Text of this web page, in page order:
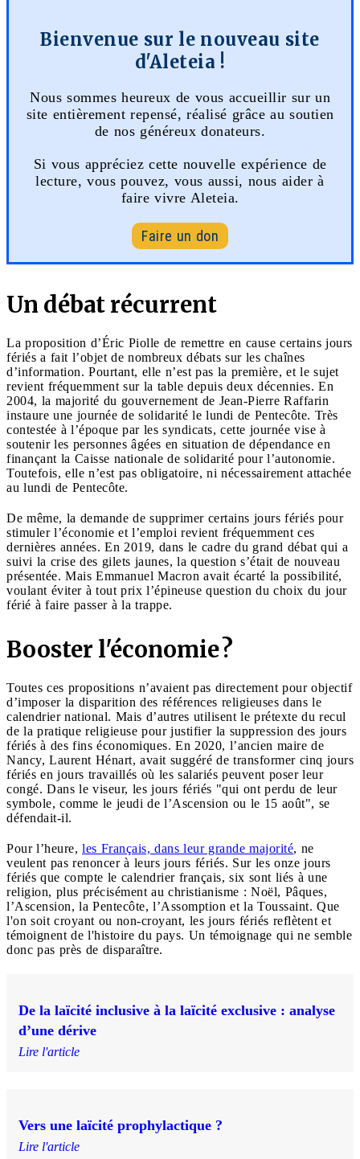
Bienvenue sur le nouveau site
d'Aleteia !
Nous sommes heureux de vous accueillir sur un
site entièrement repensé, réalisé grâce au soutien
de nos généreux donateurs.
Si vous appréciez cette nouvelle expérience de
lecture, vous pouvez, vous aussi, nous aider à
faire vivre Aleteia.
Faire un don
Un débat récurrent
La proposition d’Éric Piolle de remettre en cause certains jours
fériés a fait l’objet de nombreux débats sur les chaînes
d’information. Pourtant, elle n’est pas la première, et le sujet
revient fréquemment sur la table depuis deux décennies. En
2004, la majorité du gouvernement de Jean-Pierre Raffarin
instaure une journée de solidarité le lundi de Pentecôte. Très
contestée à l’époque par les syndicats, cette journée vise à
soutenir les personnes âgées en situation de dépendance en
finançant la Caisse nationale de solidarité pour l’autonomie.
Toutefois, elle n’est pas obligatoire, ni nécessairement attachée
au lundi de Pentecôte.
De même, la demande de supprimer certains jours fériés pour
stimuler l’économie et l’emploi revient fréquemment ces
dernières années. En 2019, dans le cadre du grand débat qui a
suivi la crise des gilets jaunes, la question s’était de nouveau
présentée. Mais Emmanuel Macron avait écarté la possibilité,
voulant éviter à tout prix l’épineuse question du choix du jour
férié à faire passer à la trappe.
Booster l'économie ?
Toutes ces propositions n’avaient pas directement pour objectif
d’imposer la disparition des références religieuses dans le
calendrier national. Mais d’autres utilisent le prétexte du recul
de la pratique religieuse pour justifier la suppression des jours
fériés à des fins économiques. En 2020, l’ancien maire de
Nancy, Laurent Hénart, avait suggéré de transformer cinq jours
fériés en jours travaillés où les salariés peuvent poser leur
congé. Dans le viseur, les jours fériés "qui ont perdu de leur
symbole, comme le jeudi de l’Ascension ou le 15 août", se
défendait-il.
Pour l’heure, les Français, dans leur grande majorité, ne
veulent pas renoncer à leurs jours fériés. Sur les onze jours
fériés que compte le calendrier français, six sont liés à une
religion, plus précisément au christianisme : Noël, Pâques,
l’Ascension, la Pentecôte, l’Assomption et la Toussaint. Que
l'on soit croyant ou non-croyant, les jours fériés reflètent et
témoignent de l'histoire du pays. Un témoignage qui ne semble
donc pas près de disparaître.
De la laïcité inclusive à la laïcité exclusive : analyse
d’une dérive
Lire l'article
Vers une laïcité prophylactique ?
Lire l'article